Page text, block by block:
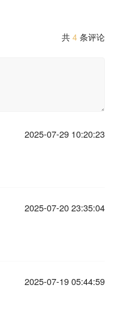
共4 条评论
2025-07-29 10:20:23
2025-07-20 23:35:04
2025-07-19 05:44:59